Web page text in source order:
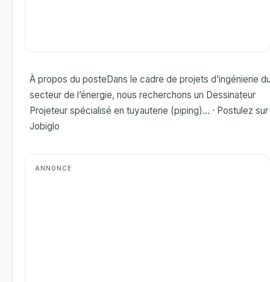
À propos du posteDans le cadre de projets d’ingénierie
secteur de l’énergie, nous recherchons un Dessinateur
Projeteur spécialisé en tuyauterie (piping)... · Postulez sur
Jobiglo